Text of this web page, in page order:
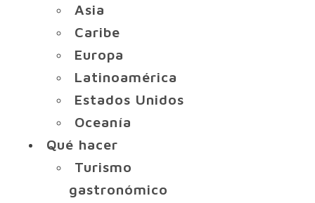
Asia
Caribe
Europa
Latinoamérica
Estados Unidos
Oceanía
Qué hacer
Turismo
gastronómico